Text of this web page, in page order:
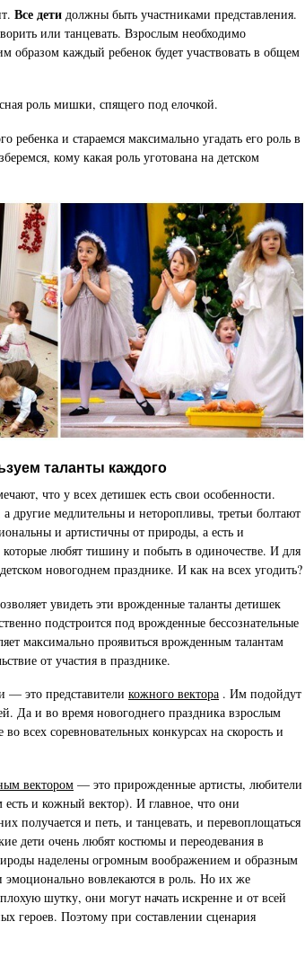
Все дети должны быть участниками представления.
или танцевать. Взрослым необходимо
образом каждый ребенок будет участвовать в общем
роль мишки, спящего под елочкой.
ребенка и стараемся максимально угадать его роль в
кому какая роль уготована на детском
таланты каждого
что у всех детишек есть свои особенности.
медлительны и неторопливы, третьи болтают
и артистичны от природы, а есть и
любят тишину и побыть в одиночестве. И для
новогоднем празднике. И как на всех угодить?
увидеть эти врожденные таланты детишек
подстроится под врожденные бессознательные
максимально проявиться врожденным талантам
от участия в празднике.
— это представители кожного вектора . Им подойдут
Да и во время новогоднего праздника взрослым
всех соревновательных конкурсах на скорость и
вектором — это прирожденные артисты, любители
есть и кожный вектор). И главное, что они
получается и петь, и танцевать, и перевоплощаться
дети очень любят костюмы и переодевания в
наделены огромным воображением и образным
эмоционально вовлекаются в роль. Но их же
шутку, они могут начать искренне и от всей
героев. Поэтому при составлении сценария